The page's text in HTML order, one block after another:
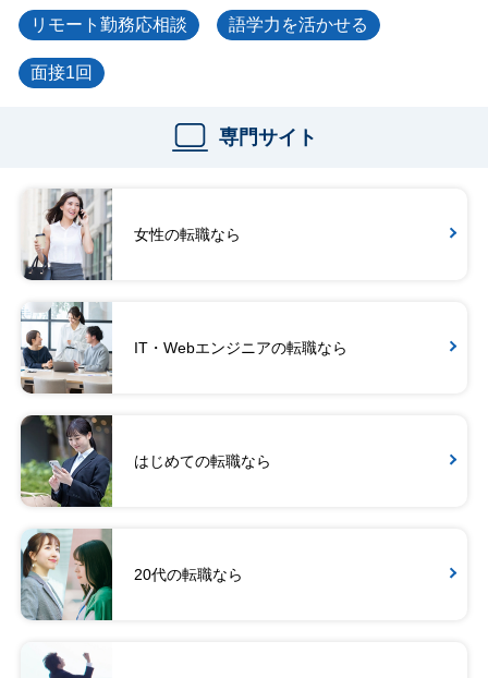
リモート勤務応相談 語学力を活かせる
面接1回
専門サイト
女性の転職なら
IT・Webエンジニアの転職なら
はじめての転職なら
20代の転職なら